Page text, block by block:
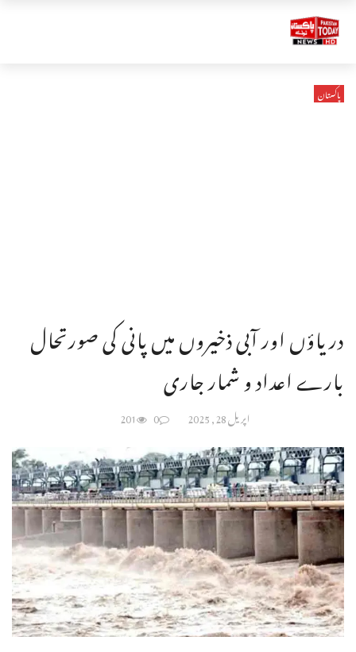
پاکستان
دریاؤں اور آبی ذخیروں میں پانی کی صورتحال
بارے اعداد و شمار جاری
اپریل 28, 2025 0
201